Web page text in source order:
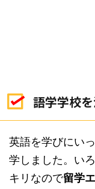
語学学校
英語を学びにい
学しました。い
キリなので留学